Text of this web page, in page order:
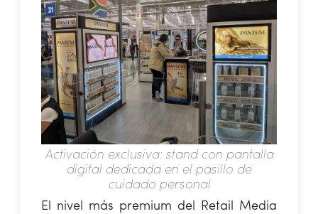
Activación exclusiva: stand con pantalla
digital dedicada en el pasillo de
cuidado personal
El nivel más premium del Retail Media